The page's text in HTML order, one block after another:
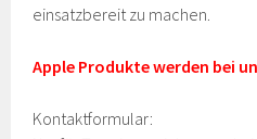
einsatzbereit zu machen.
Apple Produkte werden bei
Kontaktformular: